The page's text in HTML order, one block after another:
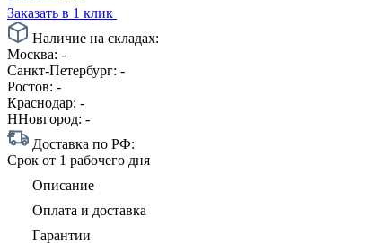
Заказать в 1 клик
Наличие на складах:
Москва: -
Санкт-Петербург: -
Ростов: -
Краснодар: -
ННовгород: -
Доставка по РФ:
Срок от 1 рабочего дня
Описание
Оплата и доставка
Гарантии